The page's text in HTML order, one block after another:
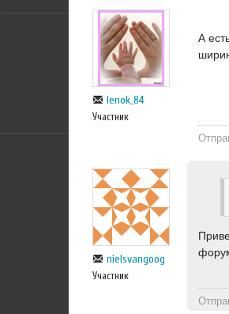
lenok_84
Участник
А
nielsvangoog
Участник